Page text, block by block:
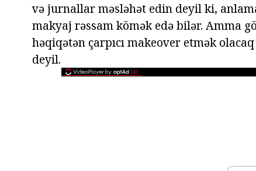
və jurnallar məsləhət edin deyil ki,
makyaj rəssam kömək edə bilər. Amma
həqiqətən çarpıcı makeover etmək
deyil.